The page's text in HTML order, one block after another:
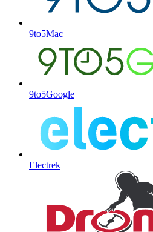
9to5Mac
9to5Google
Electrek